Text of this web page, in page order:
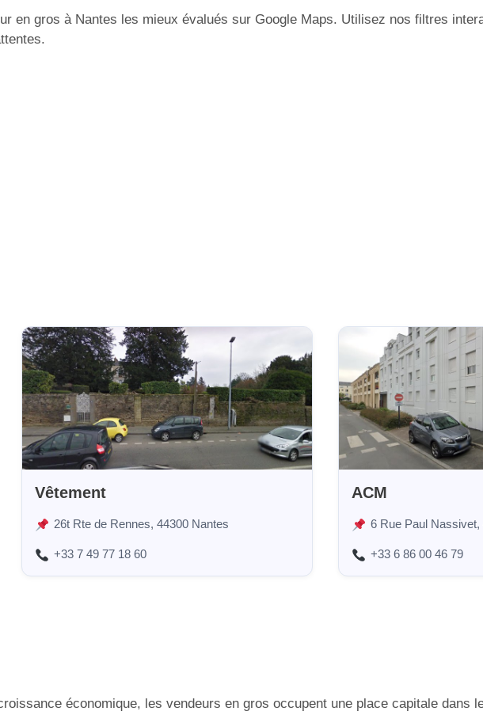
en gros à Nantes les mieux évalués sur Google Maps. Utilisez nos filtres
Vêtement
26t Rte de Rennes, 44300 Nantes
+33 7 49 77 18 60
ACM
6 Rue Paul Nassivet,
+33 6 86 00 46 79
économique, les vendeurs en gros occupent une place capitale dans